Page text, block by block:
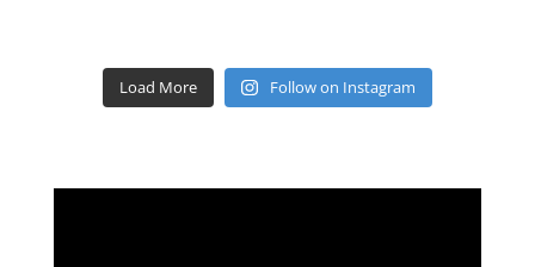
Load More Follow on Instagram